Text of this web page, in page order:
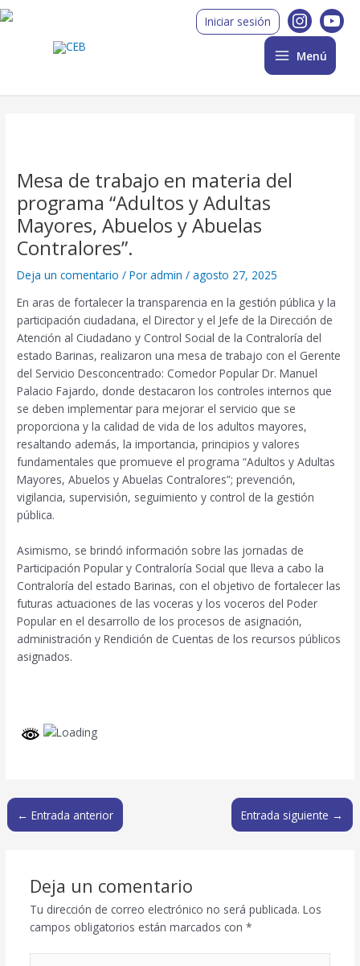
Ir
al
Main
MenuMenú
Iniciar sesión
Mesa de trabajo en materia del
programa “Adultos y Adultas
Mayores, Abuelos y Abuelas
Contralores”.
Deja un comentario / Poradmin/agosto 27, 2025
En aras de fortalecer la transparencia en la gestión pública y la
participación ciudadana, el Director y el Jefe de la Dirección de
Atención al Ciudadano y Control Social de la Contraloría del
estado Barinas, realizaron una mesa de trabajo con el Gerente
del Servicio Desconcentrado: Comedor Popular Dr. Manuel
Palacio Fajardo, donde destacaron los controles internos que
se deben implementar para mejorar el servicio que se
proporciona y la calidad de vida de los adultos mayores,
resaltando además, la importancia, principios y valores
fundamentales que promueve el programa “Adultos y Adultas
Mayores, Abuelos y Abuelas Contralores”; prevención,
vigilancia, supervisión, seguimiento y control de la gestión
pública.
Asimismo, se brindó información sobre las jornadas de
Participación Popular y Contraloría Social que lleva a cabo la
Contraloría del estado Barinas, con el objetivo de fortalecer las
futuras actuaciones de las voceras y los voceros del Poder
Popular en el desarrollo de los procesos de asignación,
administración y Rendición de Cuentas de los recursos públicos
asignados.
Post
navigation
← Entrada anterior Entrada siguiente →
Deja un comentario
Tu dirección de correo electrónico no será publicada. Los
campos obligatorios están marcados con *